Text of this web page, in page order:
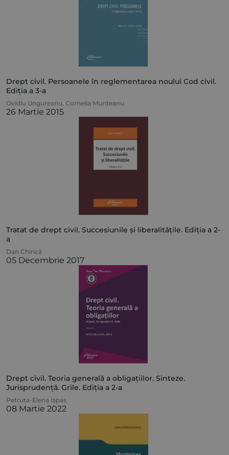
Drept civil. Persoanele în reglementarea noului Cod civil.
Ediția a 3-a
Ovidiu Ungureanu, Cornelia Munteanu
26 Martie 2015
Tratat de drept civil. Succesiunile și liberalitățile. Ediția a 2-
a
Dan Chirică
05 Decembrie 2017
Drept civil. Teoria generală a obligațiilor. Sinteze.
Jurisprudență. Grile. Ediția a 2-a
Petruța-Elena Ispas
08 Martie 2022